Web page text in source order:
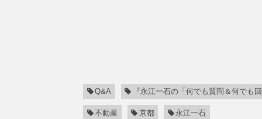
Q&A 『永江一石の「何でも質問＆何でも
不動産 京都 永江一石